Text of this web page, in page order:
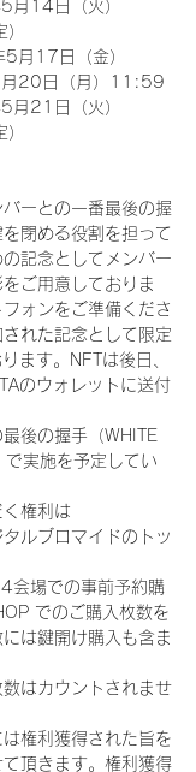
月14日（火）
月17日（金）
20日（月）11:59
月21日（火）
ーとの一番最後の握
閉める役割を担って
記念としてメンバー
ご用意しておりま
ォンをご準備くださ
れた記念として限定
ます。NFTは後日、
のウォレットに送付
後の握手（WHITE
実施を予定してい
権利は
タルブロマイドのトッ
会場での事前予約購
でのご購入枚数を
は鍵開け購入も含ま
はカウントされませ
権利獲得された旨を
頂きます。権利獲得